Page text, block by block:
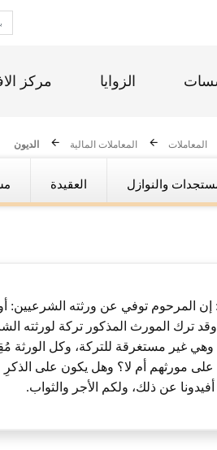
الزوايا مركز
المعاملات المعاملات المالية الديون
والنوازل العقيدة
المرحوم توفي عن ورثته الشرعيين:
وقد ترك المورث المذكور تركة لورثته
وهي غير مستغرقة للتركة، وكل الورثة
على مورثهم أم لا؟ وهل يكون على
عن ذلك، ولكم الأجر والثواب.